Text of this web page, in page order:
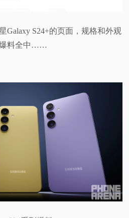
Galaxy S24+的页面，规格和外观
爆料全中……